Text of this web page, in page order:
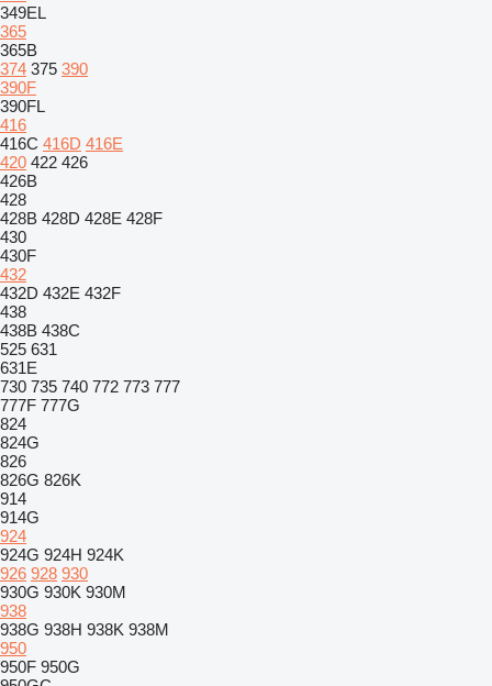
349EL
365
365B
374 375 390
390F
390FL
416
416C 416D 416E
420 422 426
426B
428
428B 428D 428E 428F
430
430F
432
432D 432E 432F
438
438B 438C
525 631
631E
730 735 740 772 773 777
777F 777G
824
824G
826
826G 826K
914
914G
924
924G 924H 924K
926 928 930
930G 930K 930M
938
938G 938H 938K 938M
950
950F 950G